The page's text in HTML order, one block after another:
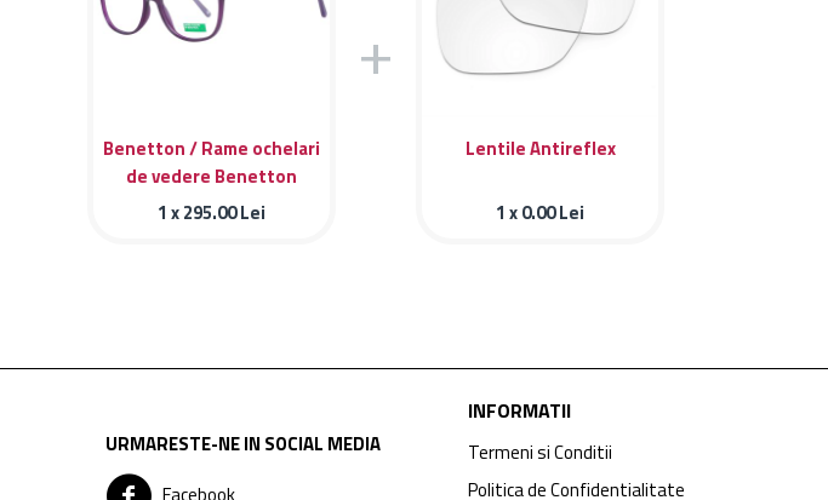
Benetton / Rame ochelari
de vedere Benetton
BEO1031 700
1 x295.00Lei
+
Lentile Antireflex
1 x0.00Lei
URMARESTE-NE IN SOCIAL MEDIA
Facebook
INFORMATII
Termeni si Conditii
Politica de Confidentialitate